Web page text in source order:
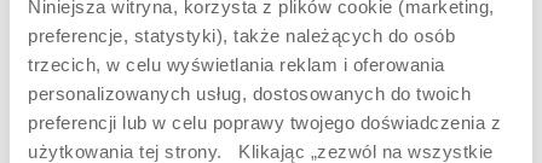
Niniejsza witryna, korzysta z plików cookie (marketing,
preferencje, statystyki), także należących do osób
trzecich, w celu wyświetlania reklam i oferowania
personalizowanych usług, dostosowanych do twoich
preferencji lub w celu poprawy twojego doświadczenia z
użytkowania tej strony. Klikając „zezwól na wszystkie
TACKA NA
OKRUCHY
Głęboki i wytrzymały,
wyłapie każdy
bałagan.
100% SILIKON
Trwałość,
maksymalna
elastyczność, łatwość
czyszczenia.